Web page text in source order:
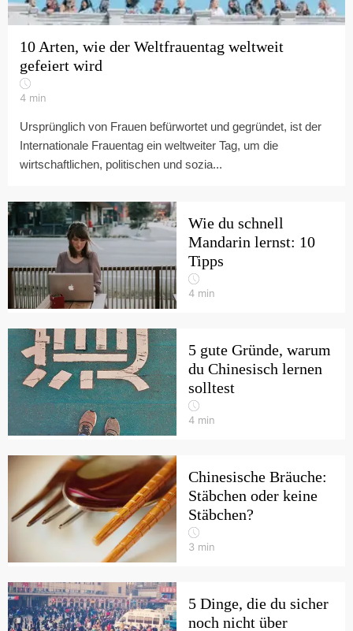
10 Arten, wie der Weltfrauentag weltweit
gefeiert wird
4 min
Ursprünglich von Frauen befürwortet und gegründet, ist der
Internationale Frauentag ein weltweiter Tag, um die
wirtschaftlichen, politischen und sozia...
Wie du schnell
Mandarin lernst: 10
Tipps
4 min
5 gute Gründe, warum
du Chinesisch lernen
solltest
4 min
Chinesische Bräuche:
Stäbchen oder keine
Stäbchen?
3 min
5 Dinge, die du sicher
noch nicht über